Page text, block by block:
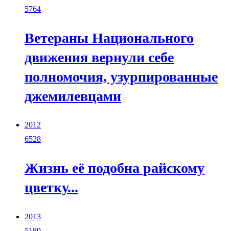
5764
Ветераны Национального
движения вернули себе
полномочия, узурпированные
джемилевцами
2012
6528
Жизнь её подобна райскому
цветку...
2013